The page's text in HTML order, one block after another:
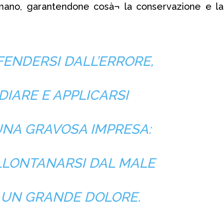
garantendone cosà¬ la conservazione e la
DALL’ERRORE,
E APPLICARSI
GRAVOSA IMPRESA:
DAL MALE
GRANDE DOLORE.